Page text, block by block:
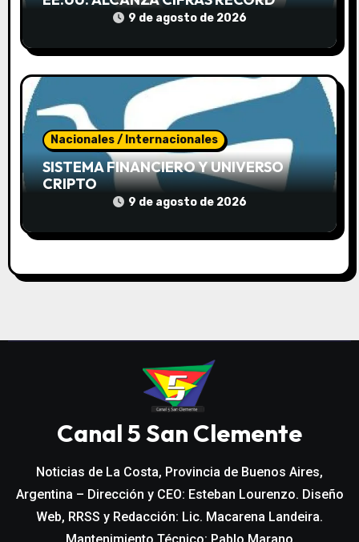
9 de agosto de 2026
Nacionales / Internacionales
SISTEMA FINANCIERO Y UNIVERSO
CRIPTO
9 de agosto de 2026
Canal 5 San Clemente
Noticias de La Costa, Provincia de Buenos Aires,
Argentina – Dirección y CEO: Esteban Lourenzo. Diseño
Web, RRSS y Redacción: Lic. Macarena Landeira.
Mantenimiento Técnico: Pablo Marano